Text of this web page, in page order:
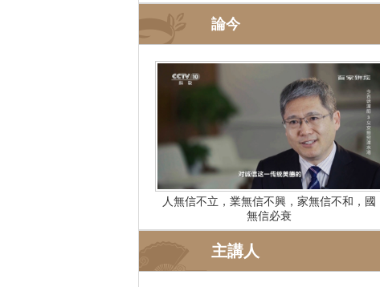
論今
人無信不立，業無信不興，家無信不和，國
無信必衰
主講人